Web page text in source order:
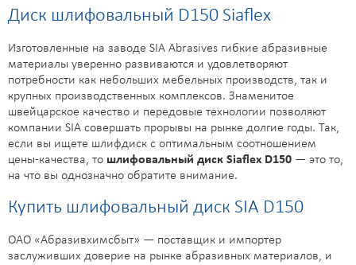
Диск шлифовальный D150 Siaflex
Изготовленные на заводе SIA Abrasives гибкие абразивные
материалы уверенно развиваются и удовлетворяют
потребности как небольших мебельных производств, так и
крупных производственных комплексов. Знаменитое
швейцарское качество и передовые технологии позволяют
компании SIA совершать прорывы на рынке долгие годы. Так,
если вы ищете шлифдиск с оптимальным соотношением
цены-качества, то шлифовальный диск Siaflex D150 — это то,
на что вы однозначно обратите внимание.
Купить шлифовальный диск SIA D150
ОАО «Абразивхимсбыт» — поставщик и импортер
заслуживших доверие на рынке абразивных материалов, и